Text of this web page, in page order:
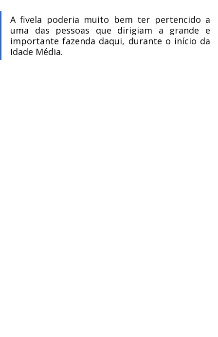
A fivela poderia muito bem ter pertencido a
uma das pessoas que dirigiam a grande e
importante fazenda daqui, durante o início da
Idade Média.